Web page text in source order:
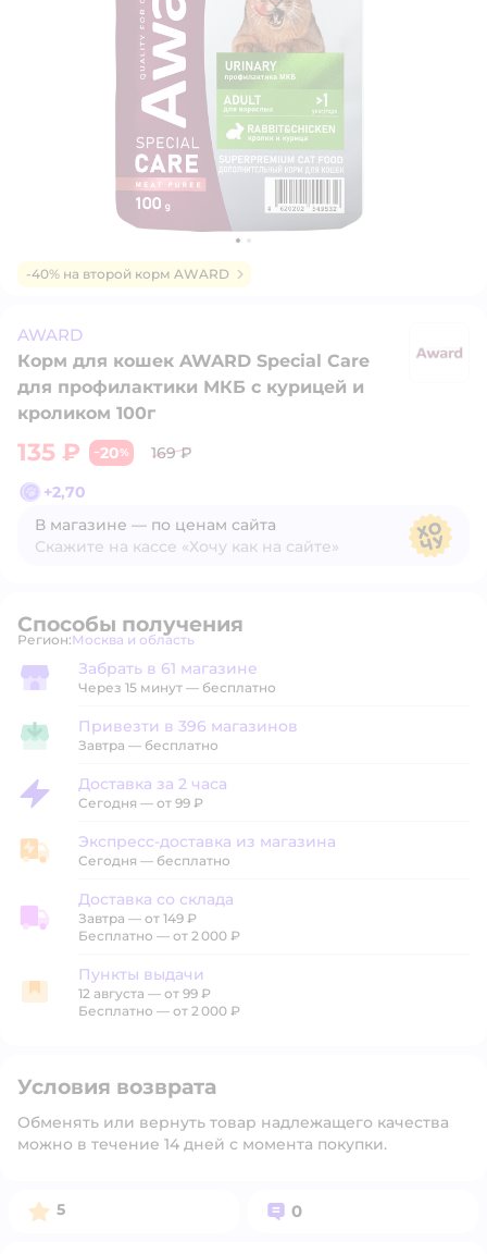
-40% на второй корм AWARD
AWARD
Корм для кошек AWARD Special Care
для профилактики МКБ с курицей и
кроликом 100г
135 ₽ −20%
169 ₽
+2,70
В магазине — по ценам сайта
Скажите на кассе «Хочу как на сайте»
Способы получения
Регион: Выбор адреса доставки.
Москва и область
Забрать в магазине
Забрать в 61 магазине
Через 15 минут — бесплатно
Привезти в магазин
Привезти в 396 магазинов
Завтра — бесплатно
Доставка за 2 часа
Доставка за 2 часа
Сегодня — от 99 ₽
Экспресс-доставка из магазина
Экспресс-доставка из магазина
Сегодня — бесплатно
Доставка со склада
Доставка со склада
Завтра — от 149 ₽
Бесплатно — от 2 000 ₽
Пункты выдачи
Пункты выдачи
12 августа — от 99 ₽
Бесплатно — от 2 000 ₽
Условия возврата
Обменять или вернуть товар надлежащего качества
можно в течение 14 дней с момента покупки.
Рейтинг:
5 Вопросов:
0